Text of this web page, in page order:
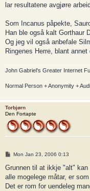
lar resultatene avgjøre
Som Incanus påpekte,
Han ble også kalt Gorthaur
Og jeg vil også anbefale
Ringenes Herre, blant
John Gabriel's Greater Internet
Normal Person + Anonymity +
Torbjørn
Den Fortapte
P
s
Mon Jan 23, 2006 0:13
Grunnen til at ikkje "alt"
alle mogelege måtar, er
Det er rom for uendeleg